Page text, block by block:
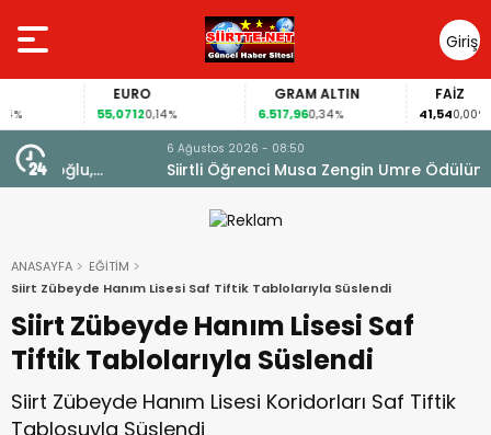
Giriş
Yap
EURO
55,07120,14%
GRAM ALTIN
6.517,960,34%
FAİZ
41,540,00%
6 Ağustos 2026 - 08:50
Siirtli Öğrenci Musa Zengin Umre Ödülünü Kazandı
ANASAYFA
EĞİTİM
Siirt Zübeyde Hanım Lisesi Saf Tiftik Tablolarıyla Süslendi
Siirt Zübeyde Hanım Lisesi Saf
Tiftik Tablolarıyla Süslendi
Siirt Zübeyde Hanım Lisesi Koridorları Saf Tiftik
Tablosuyla Süslendi